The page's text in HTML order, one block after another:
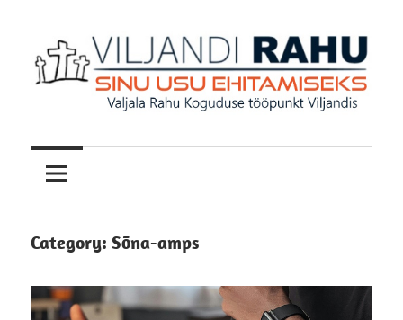
content
Viljandi
Rahu
Rahu
Koguduse
Category: Sõna-amps